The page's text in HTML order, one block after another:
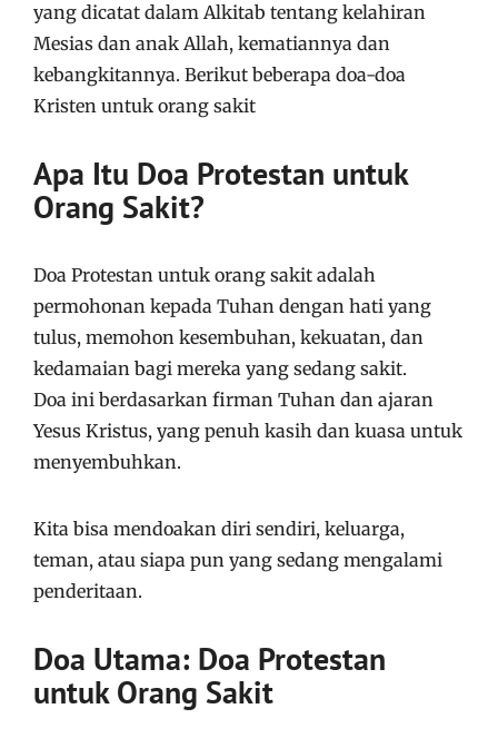
yang dicatat dalam Alkitab tentang kelahiran
Mesias dan anak Allah, kematiannya dan
kebangkitannya. Berikut beberapa doa-doa
Kristen untuk orang sakit
Apa Itu Doa Protestan untuk
Orang Sakit?
Doa Protestan untuk orang sakit adalah
permohonan kepada Tuhan dengan hati yang
tulus, memohon kesembuhan, kekuatan, dan
kedamaian bagi mereka yang sedang sakit.
Doa ini berdasarkan firman Tuhan dan ajaran
Yesus Kristus, yang penuh kasih dan kuasa untuk
menyembuhkan.
Kita bisa mendoakan diri sendiri, keluarga,
teman, atau siapa pun yang sedang mengalami
penderitaan.
Doa Utama: Doa Protestan
untuk Orang Sakit